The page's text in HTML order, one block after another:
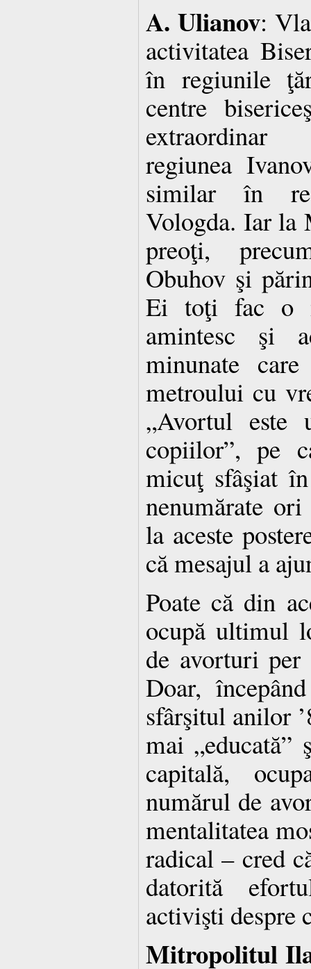
A. Ulianov:
activitatea
în regiunile
centre
regiunea
similar în
Vologda. Iar la
preoţi,
Obuhov şi
Ei toţi fac o
amintesc şi
minunate
metroului cu
„Avortul este
copiilor”, pe
micuţ sfâşiat
nenumărate
la aceste
că mesajul a
Poate că din
ocupă ultimul
de avorturi per
Doar,
sfârşitul anilor
mai „educată”
capitală,
numărul de
mentalitatea
radical – cred
datorită
activişti despre
Mitropolitul